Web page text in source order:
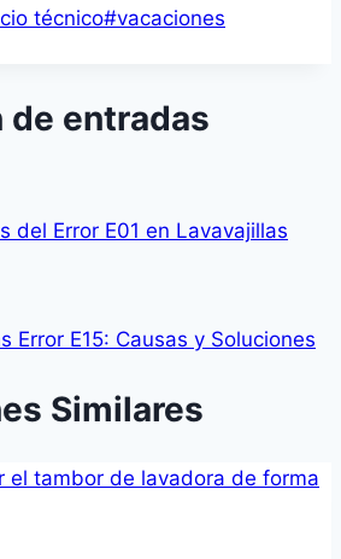
técnico#vacaciones
de entradas
del Error E01 en Lavavajillas
Error E15: Causas y Soluciones
Similares